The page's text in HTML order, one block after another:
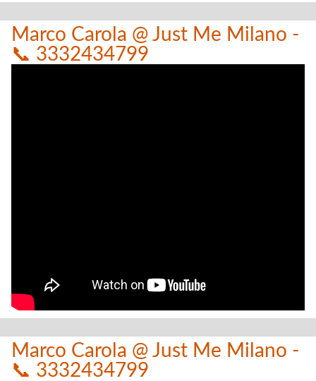
Marco Carola @ Just Me Milano -
📞 3332434799
Marco Carola @ Just Me Milano -
📞 3332434799